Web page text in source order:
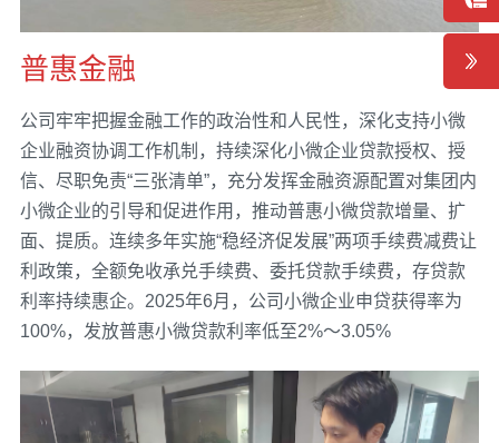
普惠金融
公司牢牢把握金融工作的政治性和人民性，深化支持小微
企业融资协调工作机制，持续深化小微企业贷款授权、授
信、尽职免责“三张清单”，充分发挥金融资源配置对集团内
小微企业的引导和促进作用，推动普惠小微贷款增量、扩
面、提质。连续多年实施“稳经济促发展”两项手续费减费让
利政策，全额免收承兑手续费、委托贷款手续费，存贷款
利率持续惠企。2025年6月，公司小微企业申贷获得率为
100%，发放普惠小微贷款利率低至2%～3.05%